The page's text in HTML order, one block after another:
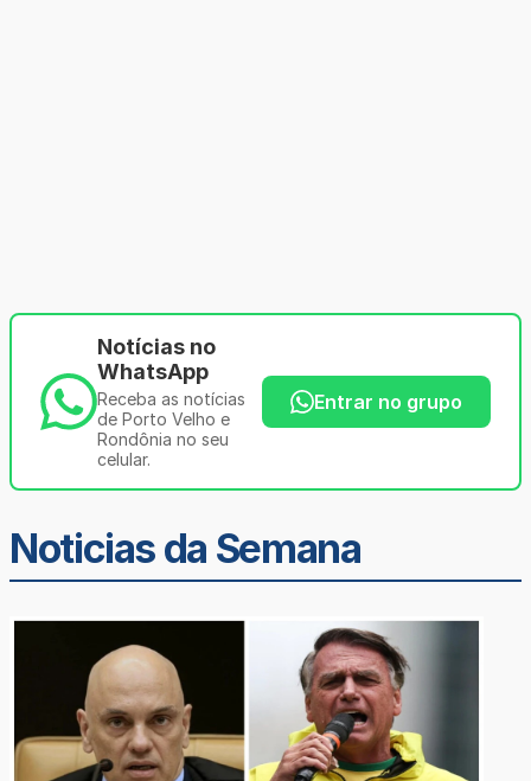
Notícias no
WhatsApp
Receba as notícias
de Porto Velho e
Rondônia no seu
celular.
Entrar no grupo
Noticias da Semana